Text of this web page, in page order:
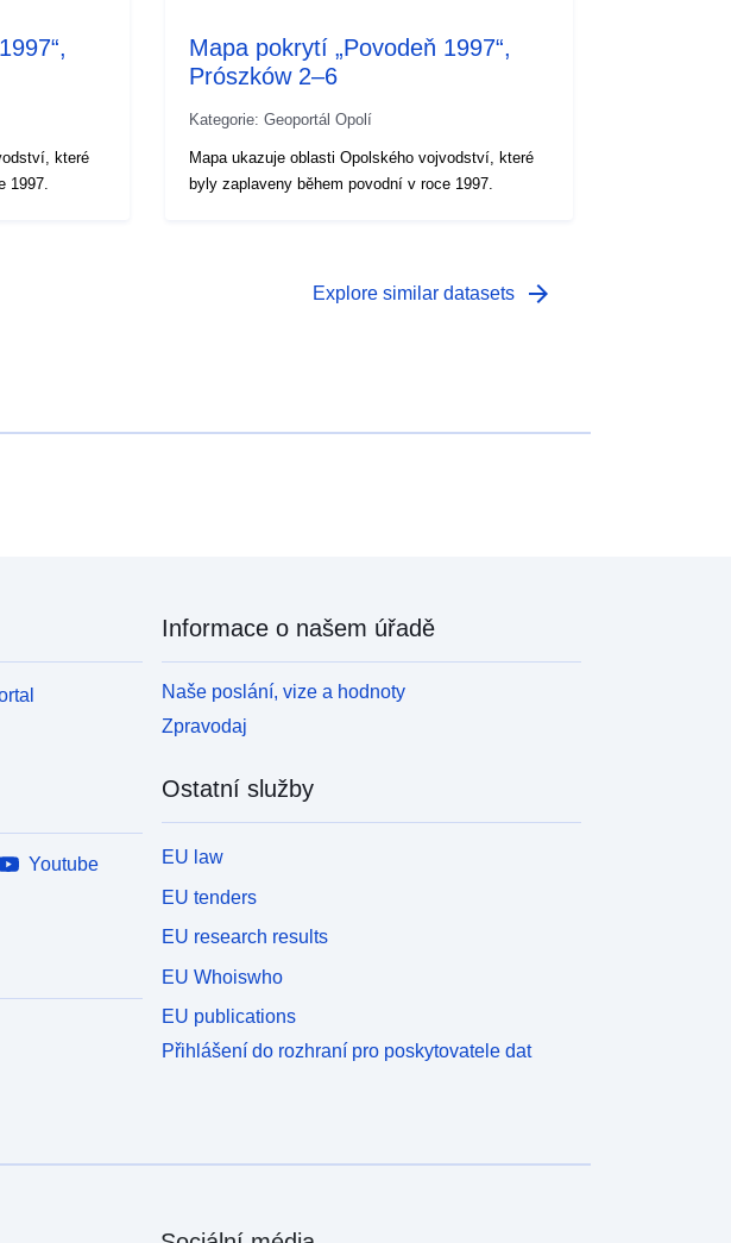
které
1997.
Mapa pokrytí „Povodeň 1997“,
Prószków 2–6
Kategorie: Geoportál Opolí
Mapa ukazuje oblasti Opolského vojvodství, které
byly zaplaveny během povodní v roce 1997.
Explore similar datasets arrow_forward
Youtube
Informace o našem úřadě
Naše poslání, vize a hodnoty
Zpravodaj
Ostatní služby
EU law
EU tenders
EU research results
EU Whoiswho
EU publications
Přihlášení do rozhraní pro poskytovatele dat